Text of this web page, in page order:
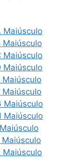
Maiúsculo
Maiúsculo
Maiúsculo
Maiúsculo
Maiúsculo
Maiúsculo
Maiúsculo